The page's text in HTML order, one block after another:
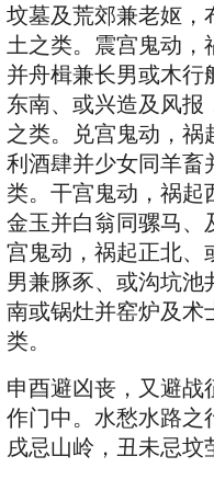
坟墓及荒郊兼老妪，
土之类。震宫鬼动，
并舟楫兼长男或木行
东南、或兴造及风报
之类。兑宫鬼动，祸
利酒肆并少女同羊畜
类。干宫鬼动，祸起
金玉并白翁同骡马、
宫鬼动，祸起正北、
男兼豚豕、或沟坑池
南或锅灶并窑炉及术
类。
申酉避凶丧，又避战
作门中。水愁水路之
戌忌山岭，丑未忌坟